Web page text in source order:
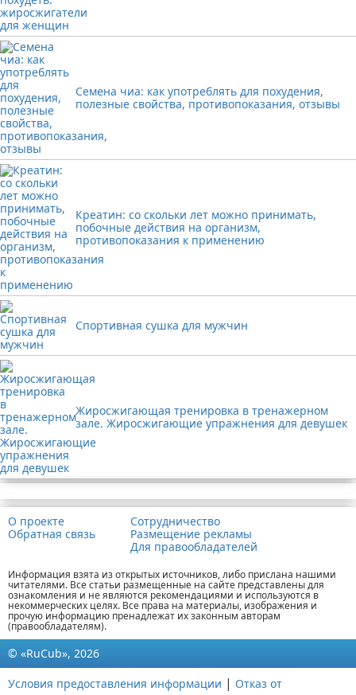
Семена чиа: как употреблять для похудения,
полезные свойства, противопоказания, отзывы
Креатин: со скольки лет можно принимать,
побочные действия на организм,
противопоказания к применению
Спортивная сушка для мужчин
Жиросжигающая тренировка в тренажерном
зале. Жиросжигающие упражнения для девушек
О проекте
Обратная связь
Сотрудничество
Размещение рекламы
Для правообладателей
Информация взята из открытых источников, либо прислана нашими
читателями. Все статьи размещенные на сайте представлены для
ознакомления и не являются рекомендациями и используются в
некоммерческих целях. Все права на материалы, изображения и
прочую информацию пренадлежат их законным авторам
(правообладателям).
© «RuCub», 2026
Условия предоставления информации | Отказ от